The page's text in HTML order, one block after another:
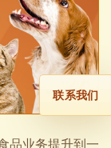
品业务提升到一
联系我们